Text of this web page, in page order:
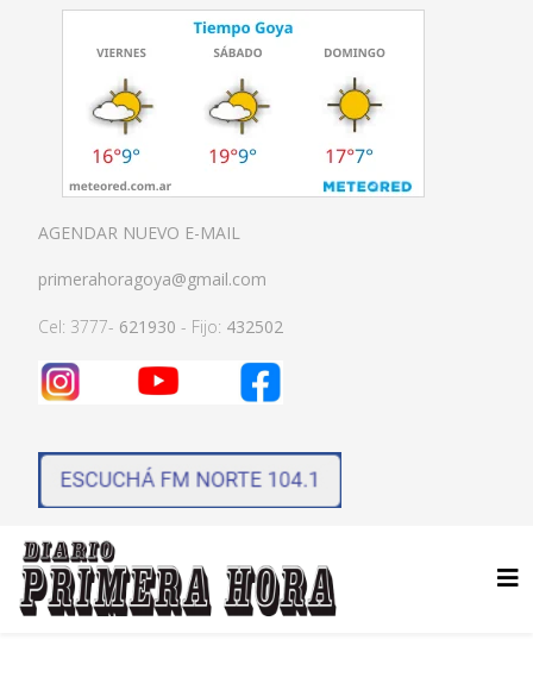
AGENDAR NUEVO E-MAIL
primerahoragoya@gmail.com
Cel: 3777- 621930 - Fijo: 432502